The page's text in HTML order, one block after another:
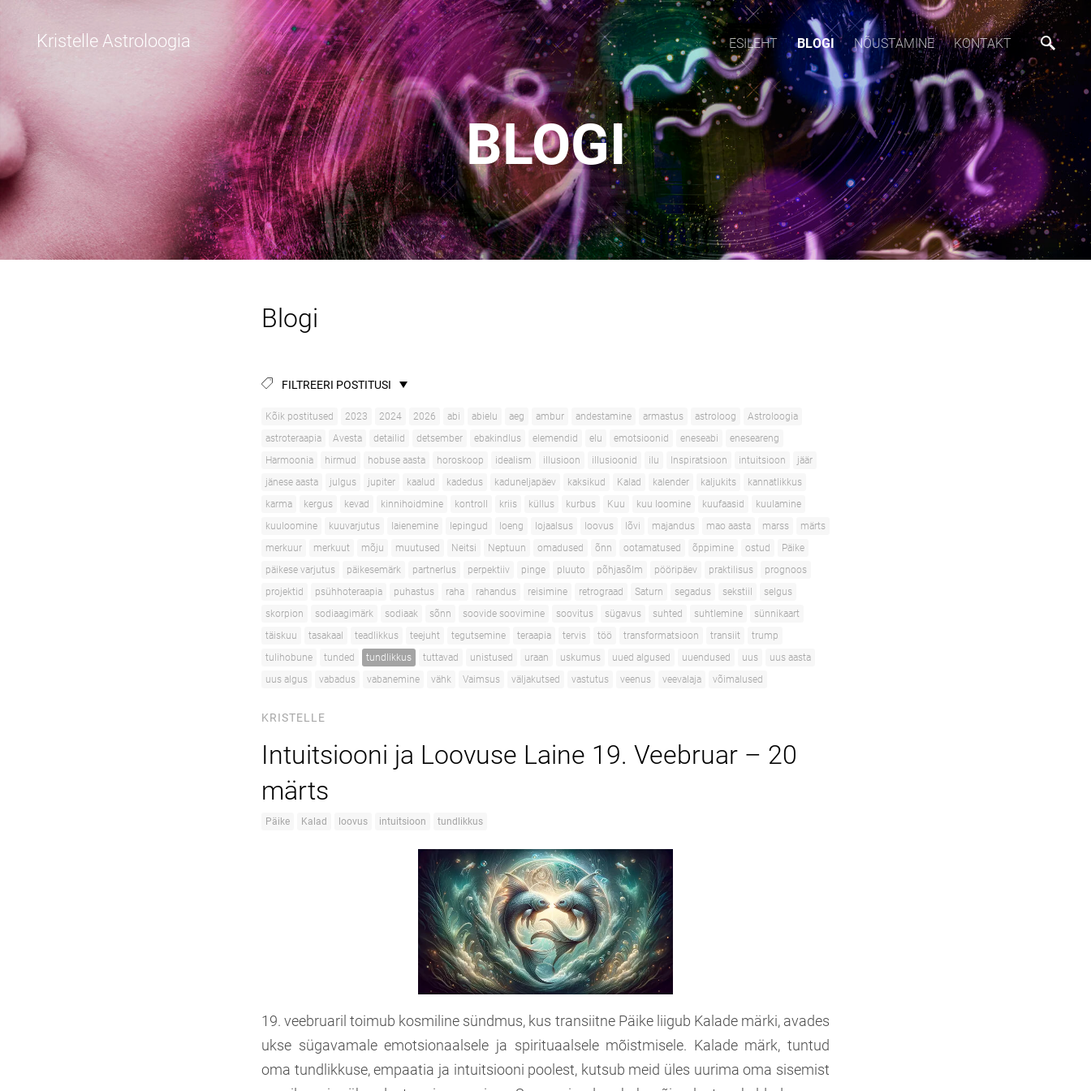
Kristelle Astroloogia ESILEHT BLOGI NÕUSTAMINE KONTAKT
BLOGI
Blogi
FILTREERI POSTITUSI
Kõik postitused 2023 2024 2026 abi abielu aeg ambur andestamine armastus astroloog
Astroloogia
astroteraapia
Avesta detailid detsember ebakindlus elemendid elu emotsioonid eneseabi
eneseareng
Harmoonia
hirmud hobuse aasta horoskoop idealism illusioon illusioonid ilu Inspiratsioon intuitsioon
jäär
jänese aasta
julgus jupiter kaalud kadedus kaduneljapäev kaksikud Kalad kalender kaljukits
kannatlikkus
karma
kergus kevad kinnihoidmine kontroll kriis küllus kurbus Kuu kuu loomine kuufaasid
kuulamine
kuuloomine
kuuvarjutus laienemine lepingud loeng lojaalsus loovus lõvi majandus mao aasta marss
märts
merkuur
merkuut mõju muutused Neitsi Neptuun omadused õnn ootamatused õppimine ostud
Päike
päikese varjutus
päikesemärk partnerlus perpektiiv pinge pluuto põhjasõlm pööripäev praktilisus
prognoos
projektid
psühhoteraapia puhastus raha rahandus reisimine retrograad Saturn segadus sekstiil
selgus
skorpion
sodiaagimärk sodiaak sõnn soovide soovimine soovitus sügavus suhted suhtlemine
sünnikaart
täiskuu
tasakaal teadlikkus teejuht tegutsemine teraapia tervis töö transformatsioon transiit
trump
tulihobune
tunded tundlikkus tuttavad unistused uraan uskumus uued algused uuendused uus
uus aasta
uus algus
vabadus vabanemine vähk Vaimsus väljakutsed vastutus veenus veevalaja võimalused
KRISTELLE
Intuitsiooni ja Loovuse Laine 19. Veebruar – 20
märts
Päike Kalad loovus intuitsioon tundlikkus
19. veebruaril toimub kosmiline sündmus, kus transiitne Päike liigub Kalade märki, avades
ukse sügavamale emotsionaalsele ja spirituaalsele mõistmisele. Kalade märk, tuntud
oma tundlikkuse, empaatia ja intuitsiooni poolest, kutsub meid üles uurima oma sisemist